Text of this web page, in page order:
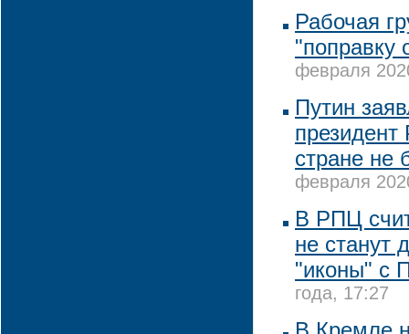
Рабочая
"поправку
февраля
Путин
стране не
февраля
В РПЦ
не станут
"иконы" с
года, 17:27